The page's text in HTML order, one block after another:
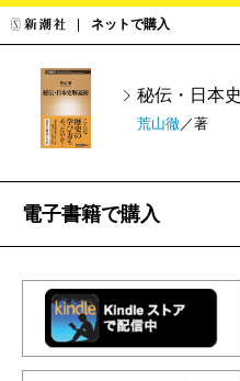
ネットで購入
秘伝・日本
荒山徹 ／著
電子書籍で購入